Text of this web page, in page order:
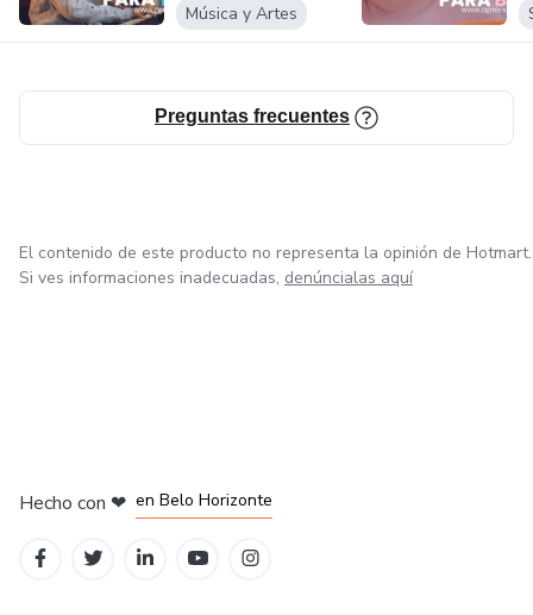
Música y Artes
Preguntas frecuentes
El contenido de este producto no representa la opinión de Hotmart.
Si ves informaciones inadecuadas, denúncialas aquí
Hecho con ❤ en Belo Horizonte